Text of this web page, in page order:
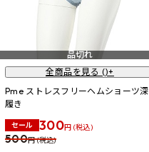
品切れ
全商品を見る ()+
Pme ストレスフリーヘムショーツ深
履き
セール 300円 (税込)
500円 (税込)